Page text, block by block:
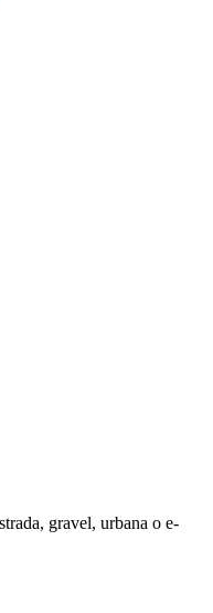
gravel, urbana o e-